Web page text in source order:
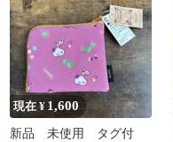
現在 ¥ 1,600
新品 未使用 タグ付